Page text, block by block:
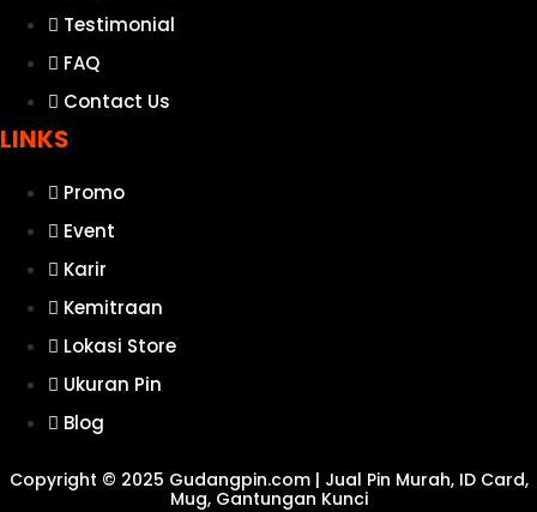
Testimonial
FAQ
Contact Us
LINKS
Promo
Event
Karir
Kemitraan
Lokasi Store
Ukuran Pin
Blog
Copyright © 2025 Gudangpin.com | Jual Pin Murah, ID Card,
Mug, Gantungan Kunci